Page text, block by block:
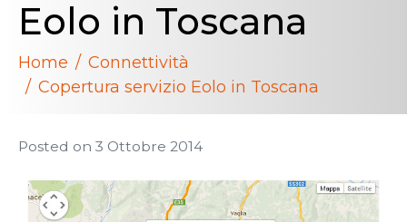
Eolo in Toscana
Home
Connettività
Copertura servizio Eolo in Toscana
Posted on 3 Ottobre 2014